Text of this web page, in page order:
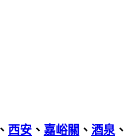
、 西安 、 嘉峪關 、 酒泉 、